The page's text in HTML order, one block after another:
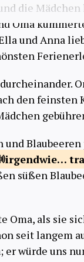
die
Oma
und Anna
den
irgendwie…
süßen
Oma, als sie
seit langem
würde uns